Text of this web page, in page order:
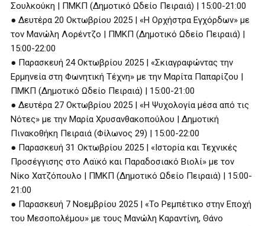
Σουλκούκη | ΠΜΚΠ (Δημοτικό Ωδείο Πειραιά) | 15:00-21:00
● Δευτέρα 20 Οκτωβρίου 2025 | «H Ορχήστρα Εγχόρδων» με
τον Μανώλη Λορέντζο | ΠΜΚΠ (Δημοτικό Ωδείο Πειραιά) |
15:00-22:00
● Παρασκευή 24 Οκτωβρίου 2025 | «Σκιαγραφώντας την
Ερμηνεία στη Φωνητική Τέχνη» με την Μαρίτα Παπαρίζου |
ΠΜΚΠ (Δημοτικό Ωδείο Πειραιά) | 15:00-21:00
● Δευτέρα 27 Οκτωβρίου 2025 | «Η Ψυχολογία μέσα από τις
Νότες» με την Μαρία Χρυσανθακοπούλου | Δημοτική
Πινακοθήκη Πειραιά (Φίλωνος 29) | 15:00-22:00
● Παρασκευή 31 Οκτωβρίου 2025 | «Ιστορία και Τεχνικές
Προσέγγισης στο Λαϊκό και Παραδοσιακό Βιολί» με τον
Νίκο Χατζόπουλο | ΠΜΚΠ (Δημοτικό Ωδείο Πειραιά) | 15:00-
21:00
● Παρασκευή 7 Νοεμβρίου 2025 | «Το Ρεμπέτικο στην Εποχή
του Μεσοπολέμου» με τους Μανώλη Καραντίνη, Θάνο